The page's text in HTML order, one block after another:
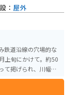
鉄道沿線の穴場的な
上旬にかけて。約50
て掲げられ、川幅い
： 屋外